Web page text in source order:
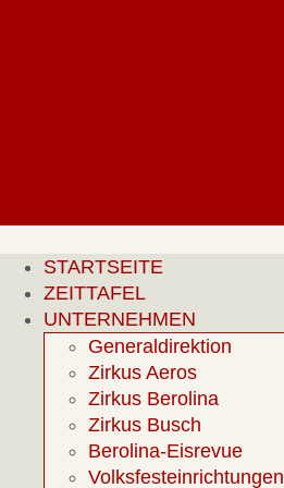
STARTSEITE
ZEITTAFEL
UNTERNEHMEN
Generaldirektion
Zirkus Aeros
Zirkus Berolina
Zirkus Busch
Berolina-Eisrevue
Volksfesteinrichtungen